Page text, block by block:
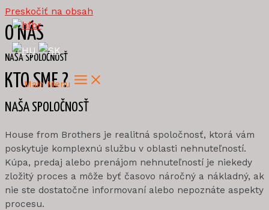
Preskočiť na obsah
Main Menu
O NÁS
NAŠA SPOLOČNOSŤ
KTO SME ?
NAŠA SPOLOČNOSŤ
House from Brothers je realitná spoločnosť, ktorá vám
poskytuje komplexnú službu v oblasti nehnuteľností.
Kúpa, predaj alebo prenájom nehnuteľností je niekedy
zložitý proces a môže byť časovo náročný a nákladný, ak
nie ste dostatočne informovaní alebo nepoznáte aspekty
procesu.